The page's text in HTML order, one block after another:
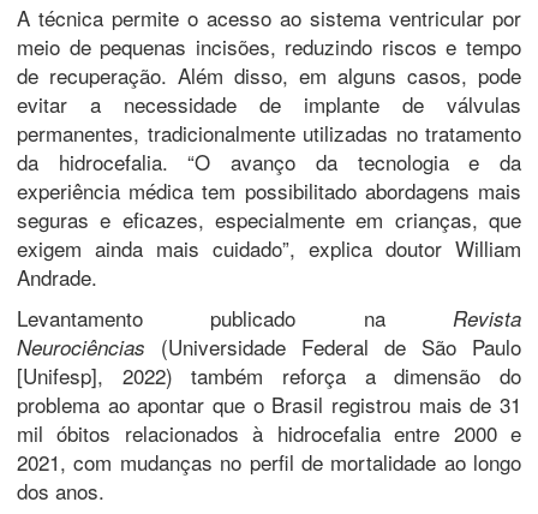
A técnica permite o acesso ao sistema ventricular por
meio de pequenas incisões, reduzindo riscos e tempo
de recuperação. Além disso, em alguns casos, pode
evitar a necessidade de implante de válvulas
permanentes, tradicionalmente utilizadas no tratamento
da hidrocefalia. “O avanço da tecnologia e da
experiência médica tem possibilitado abordagens mais
seguras e eficazes, especialmente em crianças, que
exigem ainda mais cuidado”, explica doutor William
Andrade.
Levantamento publicado na Revista
Neurociências (Universidade Federal de São Paulo
[Unifesp], 2022) também reforça a dimensão do
problema ao apontar que o Brasil registrou mais de 31
mil óbitos relacionados à hidrocefalia entre 2000 e
2021, com mudanças no perfil de mortalidade ao longo
dos anos.